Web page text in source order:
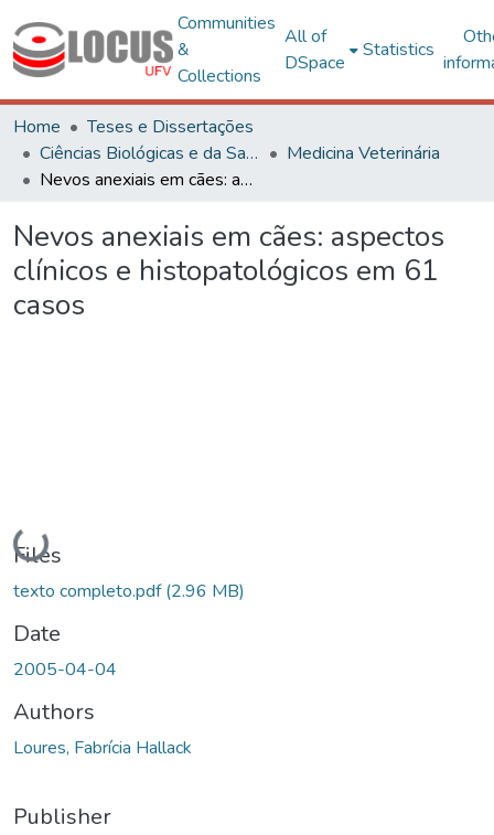
Communities
&
Collections
All of
DSpace
Statistics
Home
Teses e Dissertações
Ciências Biológicas e da Saúde
Medicina Veterinária
Nevos anexiais em cães: aspectos clínicos e histopatológicos em 61 casos
Nevos anexiais em cães: aspectos
clínicos e histopatológicos em 61
casos
Loading...
Files
texto completo.pdf(2.96 MB)
Date
2005-04-04
Authors
Loures, Fabrícia Hallack
Publisher